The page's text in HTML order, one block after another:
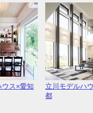
ウス×愛知
立川モデルハ
都